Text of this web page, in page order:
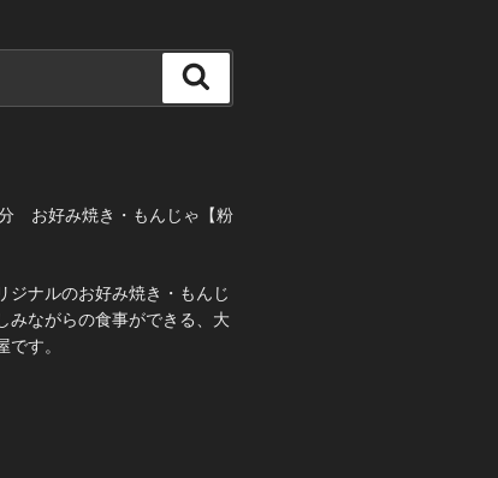
索
お好み焼き・もんじゃ【粉
ジナルのお好み焼き・もんじ
みながらの食事ができる、大
です。